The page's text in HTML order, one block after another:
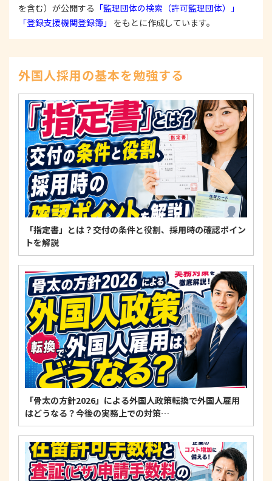
3. 苦情および相談等に対する適正な対応について
本人からの苦情および相談があった場合には、適切
示、訂正、削除、または利用もしくは提供の停止等
を求められたときは、適法かつ遅滞なく応じます。
4. 法令・指針・規範の遵守について
適正な個人情報保護の実現のため、個人情報の取扱
いに関する法令、国が定める指針およびその他の規
範を遵守します。
個人情報に関するお問い合わせ窓口
〒125-0061東京都葛飾区亀有3-21-11 藍ビル202
TEL：0120-550-580
株式会社 アルフォース･ワン 個人情報保護担当
を含む）が公開する 「監理団体の検索（許可監理団体）」
「登録支援機関登録簿」
をもとに作成しています。
外国人採用の基本を勉強する
「指定書」とは？交付の条件と役割、採用時の確認ポイン
トを解説
「骨太の方針2026」による外国人政策転換で外国人雇用
はどうなる？今後の実務上での対策…